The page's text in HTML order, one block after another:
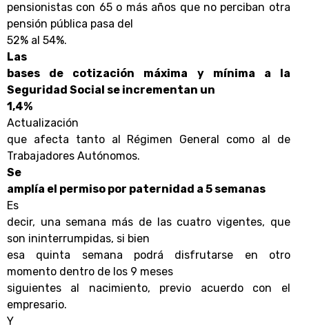
pensionistas con 65 o más años que no perciban otra
pensión pública pasa del
52% al 54%.
Las
bases de cotización máxima y mínima a la
Seguridad Social se incrementan un
1,4%
Actualización
que afecta tanto al Régimen General como al de
Trabajadores Autónomos.
Se
amplía el permiso por paternidad a 5 semanas
Es
decir, una semana más de las cuatro vigentes, que
son ininterrumpidas, si bien
esa quinta semana podrá disfrutarse en otro
momento dentro de los 9 meses
siguientes al nacimiento, previo acuerdo con el
empresario.
Y